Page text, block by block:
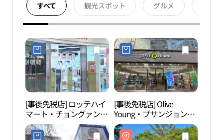
すべて 観光スポット グルメ
[事後免税店] ロッテハイ
マート・チョングァン
（鼎冠）店(롯데하이마
트 정관점)
[事後免税店] Olive
Young・プサンジョング
ァン（釜山鼎冠）店(올
리브영 부산정관점)